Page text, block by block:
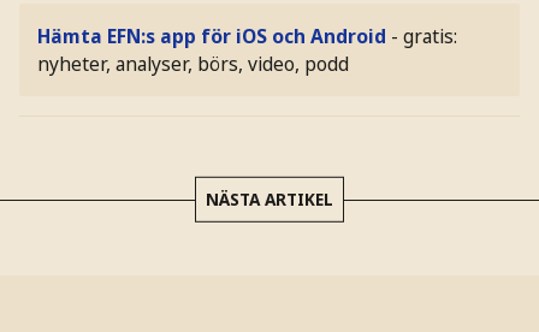
Hämta EFN:s app för iOS och Android - gratis:
nyheter, analyser, börs, video, podd
NÄSTA ARTIKEL